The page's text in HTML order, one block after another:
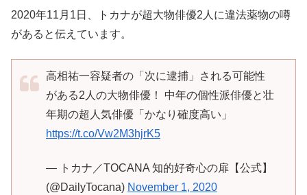
2020年11月1日、トカナが超大物俳優2人に違法薬物の噂
があると伝えています。
高相祐一容疑者の「次に逮捕」される可能性
がある2人の大物俳優！ 中年の個性派俳優と壮
年期の超人気俳優「かなり確度高い」
https://t.co/Vw2M3hjrK5
— トカナ／TOCANA 知的好奇心の扉【公式】
(@DailyTocana) November 1, 2020